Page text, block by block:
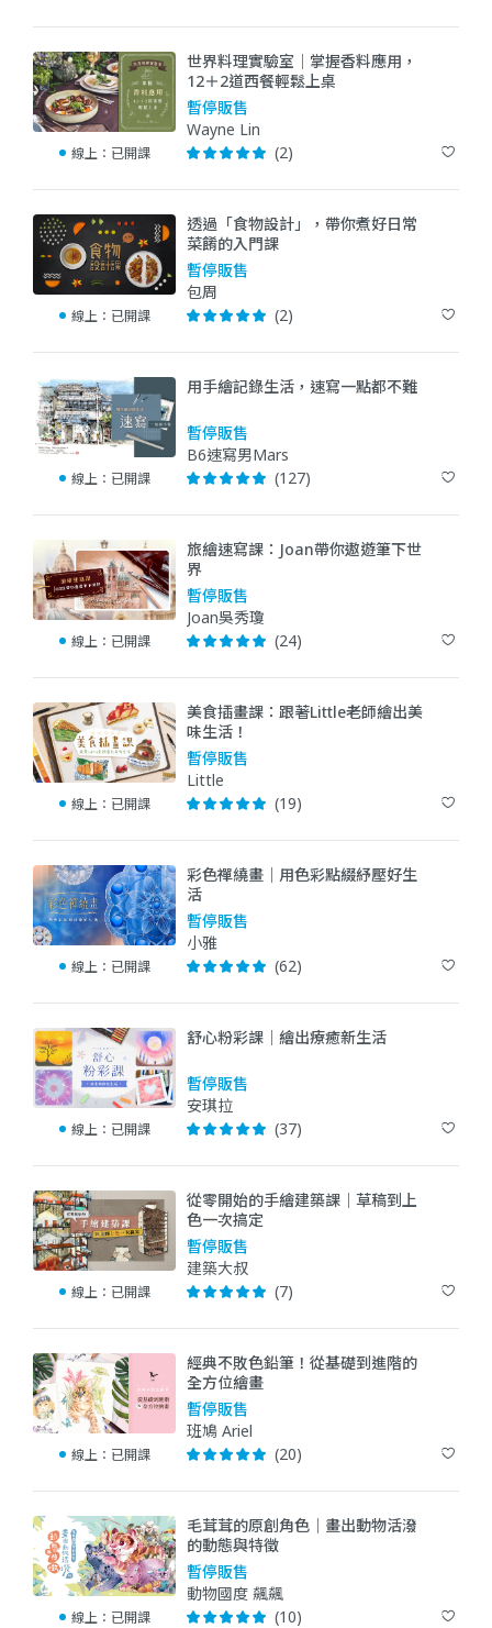
線上： 已開課
世界料理實驗室｜掌握香料應用，
12＋2道西餐輕鬆上桌
暫停販售
Wayne Lin
(2)
線上： 已開課
透過「食物設計」，帶你煮好日常
菜餚的入門課
暫停販售
包周
(2)
線上： 已開課
用手繪記錄生活，速寫一點都不難
暫停販售
B6速寫男Mars
(127)
線上： 已開課
旅繪速寫課：Joan帶你遨遊筆下世
界
暫停販售
Joan吳秀瓊
(24)
線上： 已開課
美食插畫課：跟著Little老師繪出美
味生活！
暫停販售
Little
(19)
線上： 已開課
彩色禪繞畫｜用色彩點綴紓壓好生
活
暫停販售
小雅
(62)
線上： 已開課
舒心粉彩課｜繪出療癒新生活
暫停販售
安琪拉
(37)
線上： 已開課
從零開始的手繪建築課｜草稿到上
色一次搞定
暫停販售
建築大叔
(7)
線上： 已開課
經典不敗色鉛筆！從基礎到進階的
全方位繪畫
暫停販售
班鳩 Ariel
(20)
線上： 已開課
毛茸茸的原創角色｜畫出動物活潑
的動態與特徵
暫停販售
動物國度 飆飆
(10)